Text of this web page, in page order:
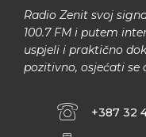
Radio Zenit svoj
100.7 FM i putem
uspjeli i praktično
pozitivno, osjećati se
+387 32